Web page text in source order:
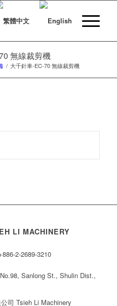
無線裁剪機
/ 大千針車-EC-70 無線裁剪機
LI MACHINERY
2-2689-3210
Sanlong St., Shulin Dist.,
司 Tsieh Li Machinery